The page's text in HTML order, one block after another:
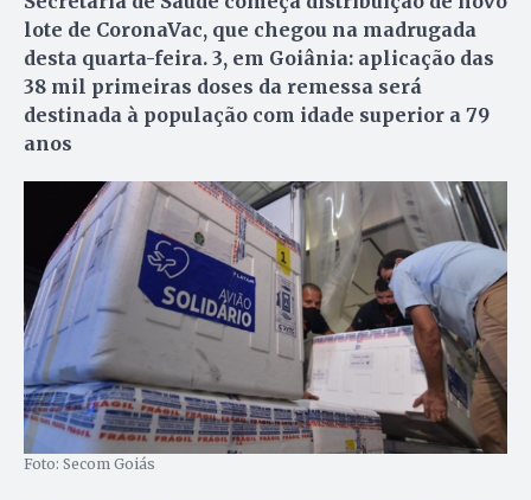
lote de CoronaVac, que chegou na madrugada
desta quarta-feira. 3, em Goiânia: aplicação das
38 mil primeiras doses da remessa será
destinada à população com idade superior a 79
anos
Foto: Secom Goiás